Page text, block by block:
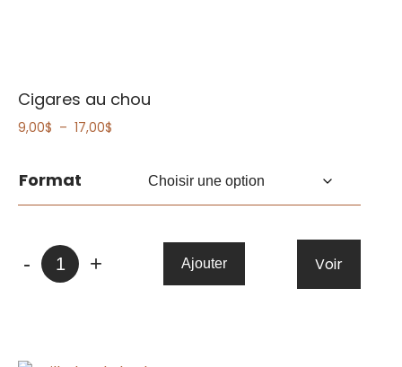
Cigares au chou
9,00$ – 17,00$
Format
- quantité
de
+ Ajouter Voir